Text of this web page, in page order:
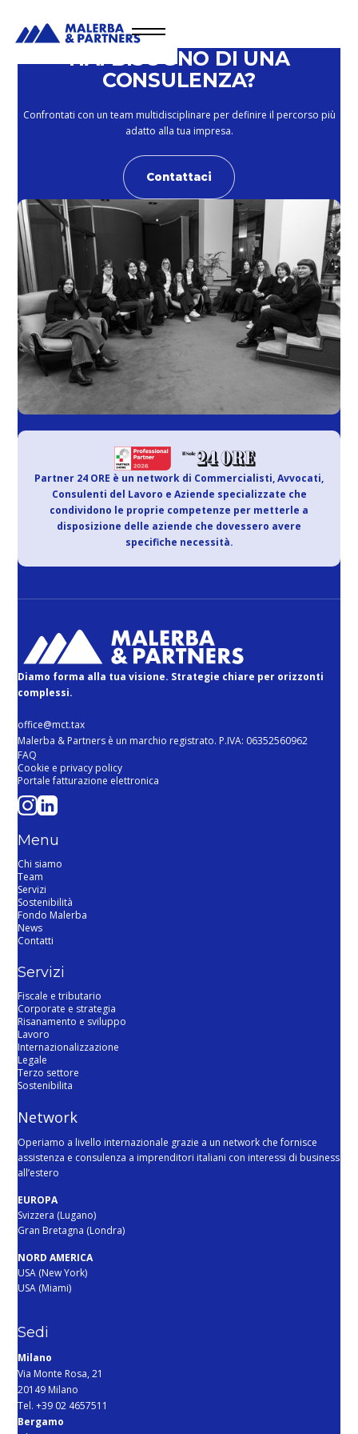
HAI BISOGNO DI UNA
CONSULENZA?
Confrontati con un team multidisciplinare per definire il percorso più
adatto alla tua impresa.
Contattaci
Partner 24 ORE è un network di Commercialisti, Avvocati,
Consulenti del Lavoro e Aziende specializzate che
condividono le proprie competenze per metterle a
disposizione delle aziende che dovessero avere
specifiche necessità.
Diamo forma alla tua visione. Strategie chiare per orizzonti
complessi.
office@mct.tax
Malerba & Partners è un marchio registrato. P.IVA: 06352560962
FAQ
Cookie e privacy policy
Portale fatturazione elettronica
Menu
Chi siamo
Team
Servizi
Sostenibilità
Fondo Malerba
News
Contatti
Servizi
Fiscale e tributario
Corporate e strategia
Risanamento e sviluppo
Lavoro
Internazionalizzazione
Legale
Terzo settore
Sostenibilita
Network
Operiamo a livello internazionale grazie a un network che fornisce
assistenza e consulenza a imprenditori italiani con interessi di business
all’estero
EUROPA
Svizzera (Lugano)
Gran Bretagna (Londra)
NORD AMERICA
USA (New York)
USA (Miami)
Sedi
Milano
Via Monte Rosa, 21
20149 Milano
Tel. +39 02 4657511
Bergamo